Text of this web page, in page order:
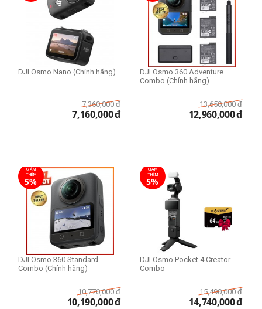
DJI Osmo Nano (Chính hãng)
7,360,000 đ
7,160,000đ
DJI Osmo 360 Adventure
Combo (Chính hãng)
13,650,000 đ
12,960,000đ
GIẢM
THÊM
5%
DJI Osmo 360 Standard
Combo (Chính hãng)
10,770,000 đ
10,190,000đ
GIẢM
THÊM
5%
DJI Osmo Pocket 4 Creator
Combo
15,490,000 đ
14,740,000đ